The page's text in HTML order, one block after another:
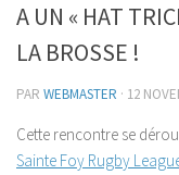
A UN « HAT
LA BROSSE !
PAR WEBMASTER · 12
Cette rencontre se
Sainte Foy Rugby